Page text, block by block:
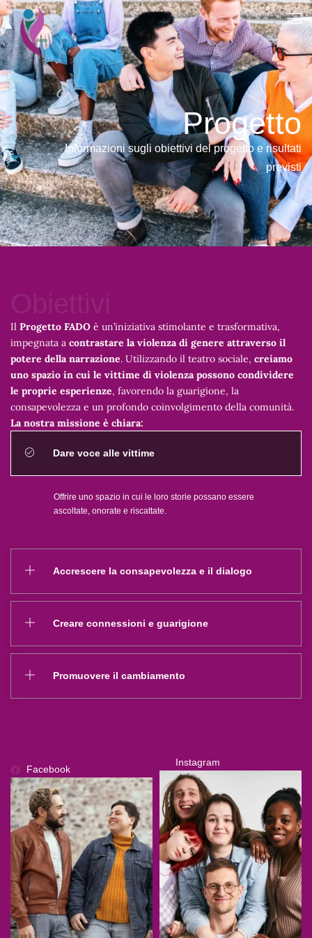
Progetto
Informazioni sugli obiettivi del progetto e risultati
previsti
Obiettivi
Il Progetto FADO è un’iniziativa stimolante e trasformativa,
impegnata a contrastare la violenza di genere attraverso il
potere della narrazione. Utilizzando il teatro sociale, creiamo
uno spazio in cui le vittime di violenza possono condividere
le proprie esperienze, favorendo la guarigione, la
consapevolezza e un profondo coinvolgimento della comunità.
La nostra missione è chiara:
Dare voce alle vittime
Offrire uno spazio in cui le loro storie possano essere
ascoltate, onorate e riscattate.
Accrescere la consapevolezza e il dialogo
Creare connessioni e guarigione
Promuovere il cambiamento
Facebook
Instagram